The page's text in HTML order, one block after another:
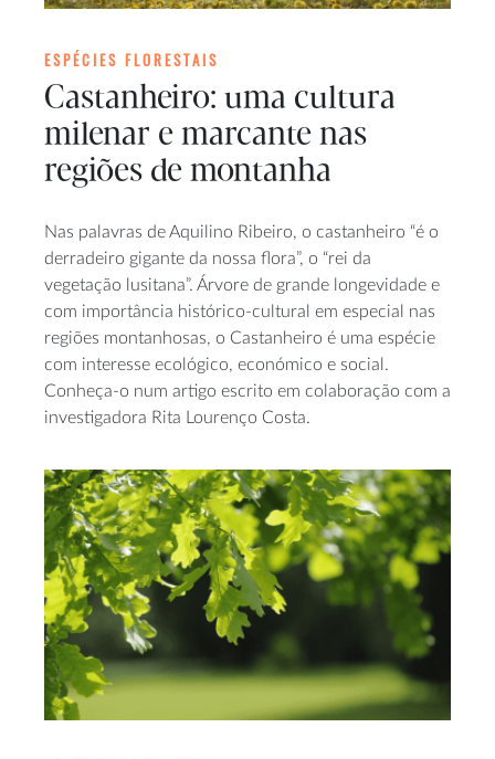
ESPÉCIES FLORESTAIS
Castanheiro: uma cultura
milenar e marcante nas
regiões de montanha
Nas palavras de Aquilino Ribeiro, o castanheiro “é o
derradeiro gigante da nossa flora”, o “rei da
vegetação lusitana”. Árvore de grande longevidade e
com importância histórico-cultural em especial nas
regiões montanhosas, o Castanheiro é uma espécie
com interesse ecológico, económico e social.
Conheça-o num artigo escrito em colaboração com a
investigadora Rita Lourenço Costa.